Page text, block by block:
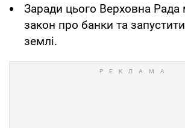
Заради цього Верховна Рада
закон про банки та
землі.